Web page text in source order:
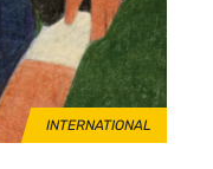
THÈMES
INTERNATIONAL